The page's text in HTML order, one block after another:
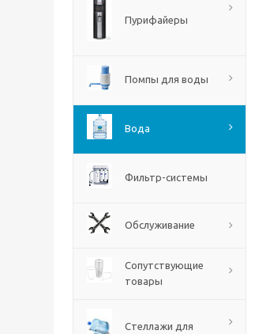
Пурифайеры
Помпы для воды
Вода
Фильтр-системы
Обслуживание
Сопутствующие
товары
Стеллажи для